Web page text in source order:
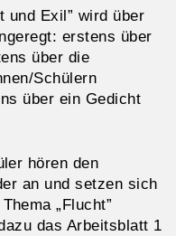
und Exil” wird über
erstens über
über die
Schülern
über ein Gedicht
hören den
an und setzen sich
„Flucht”
das Arbeitsblatt 1